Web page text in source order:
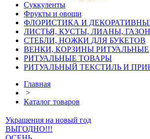
Суккуленты
Фрукты и овощи
ФЛОРИСТИКА И
ЛИСТЬЯ, КУСТЫ, ЛИАНЫ,
СТЕБЛИ, НОЖКИ ДЛЯ БУКЕТОВ
ВЕНКИ, КОРЗИНЫ РИТУАЛЬНЫЕ
РИТУАЛЬНЫЕ ТОВАРЫ
РИТУАЛЬНЫЙ ТЕКСТИЛЬ И
Главная
>
Каталог товаров
Украшения на новый год
ВЫГОДНО!!!